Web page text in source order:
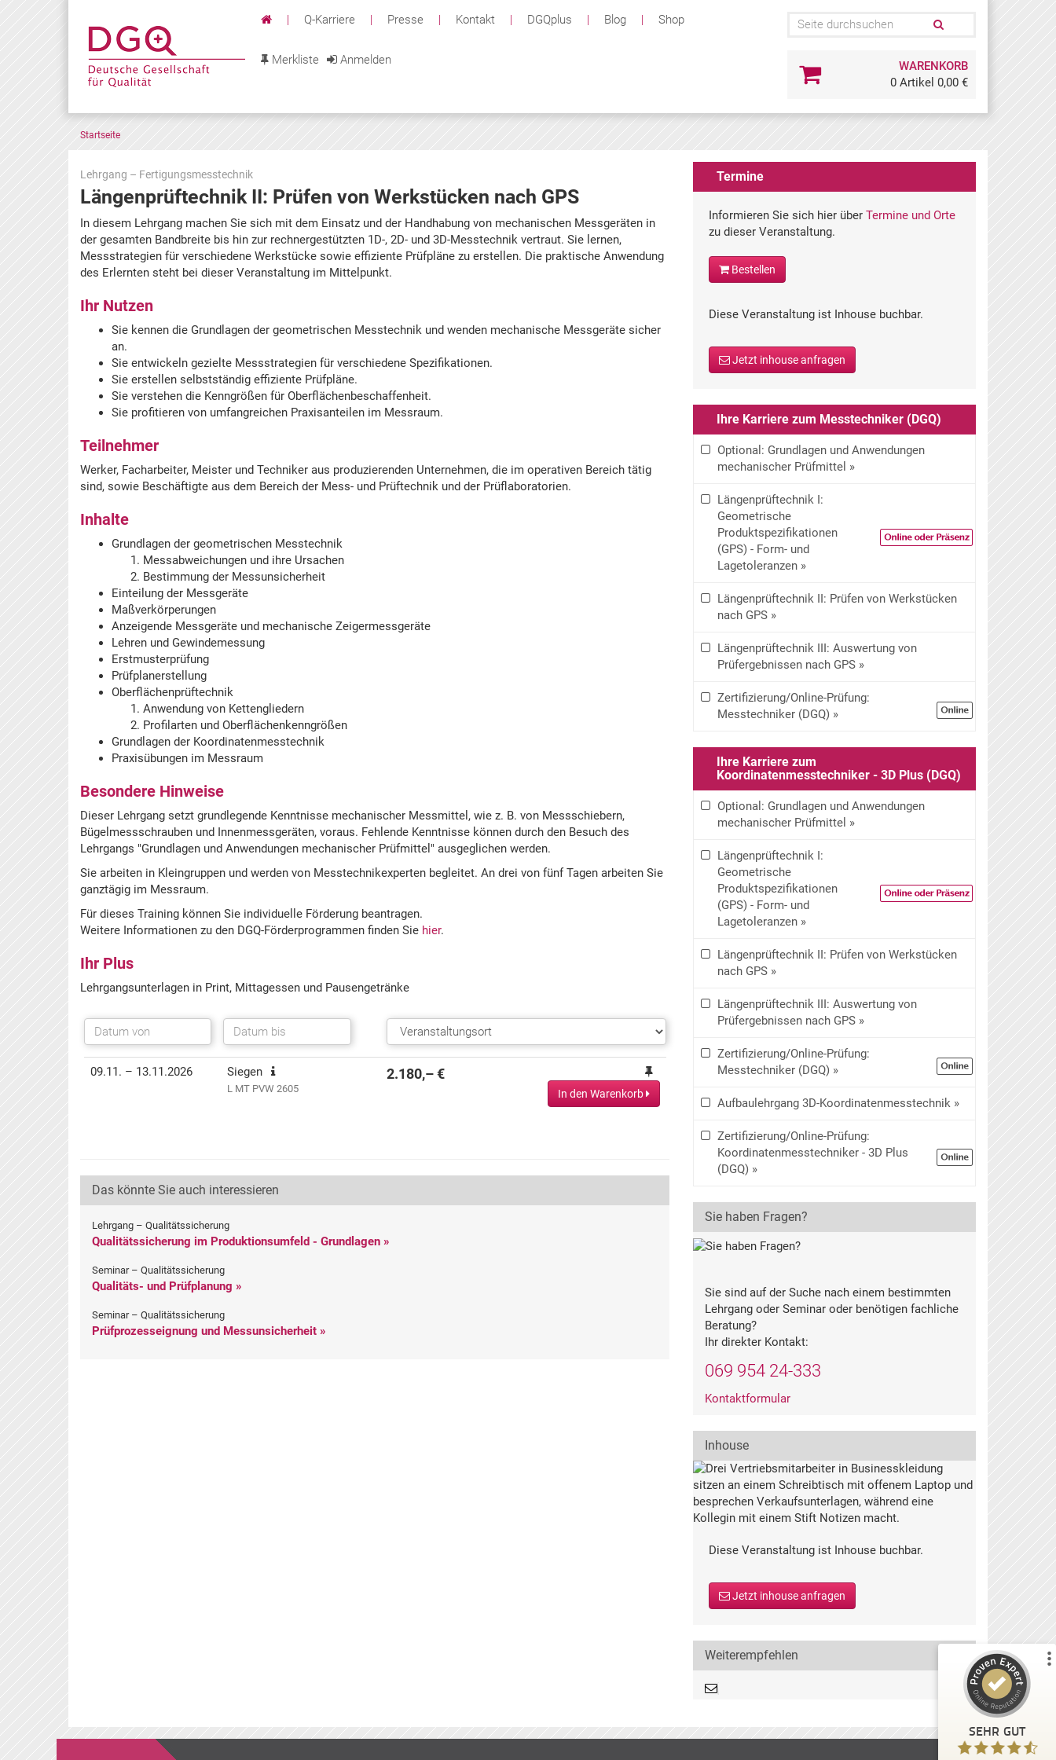
| Q-Karriere | Presse | Kontakt | DGQplus | Blog | Shop
WARENKORB
0 Artikel 0,00 €
Merkliste Anmelden
Startseite
Lehrgang – Fertigungsmesstechnik
Längenprüftechnik II: Prüfen von Werkstücken nach GPS
Zu
den
Terminen
springen
In diesem Lehrgang machen Sie sich mit dem Einsatz und der Handhabung von mechanischen Messgeräten in
der gesamten Bandbreite bis hin zur rechnergestützten 1D-, 2D- und 3D-Messtechnik vertraut. Sie lernen,
Messstrategien für verschiedene Werkstücke sowie effiziente Prüfpläne zu erstellen. Die praktische Anwendung
des Erlernten steht bei dieser Veranstaltung im Mittelpunkt.
Ihr Nutzen
Sie kennen die Grundlagen der geometrischen Messtechnik und wenden mechanische Messgeräte sicher
an.
Sie entwickeln gezielte Messstrategien für verschiedene Spezifikationen.
Sie erstellen selbstständig effiziente Prüfpläne.
Sie verstehen die Kenngrößen für Oberflächenbeschaffenheit.
Sie profitieren von umfangreichen Praxisanteilen im Messraum.
Teilnehmer
Werker, Facharbeiter, Meister und Techniker aus produzierenden Unternehmen, die im operativen Bereich tätig
sind, sowie Beschäftigte aus dem Bereich der Mess- und Prüftechnik und der Prüflaboratorien.
Inhalte
Grundlagen der geometrischen Messtechnik
Messabweichungen und ihre Ursachen
Bestimmung der Messunsicherheit
Einteilung der Messgeräte
Maßverkörperungen
Anzeigende Messgeräte und mechanische Zeigermessgeräte
Lehren und Gewindemessung
Erstmusterprüfung
Prüfplanerstellung
Oberflächenprüftechnik
Anwendung von Kettengliedern
Profilarten und Oberflächenkenngrößen
Grundlagen der Koordinatenmesstechnik
Praxisübungen im Messraum
Besondere Hinweise
Dieser Lehrgang setzt grundlegende Kenntnisse mechanischer Messmittel, wie z. B. von Messschiebern,
Bügelmessschrauben und Innenmessgeräten, voraus. Fehlende Kenntnisse können durch den Besuch des
Lehrgangs "Grundlagen und Anwendungen mechanischer Prüfmittel" ausgeglichen werden.
Sie arbeiten in Kleingruppen und werden von Messtechnikexperten begleitet. An drei von fünf Tagen arbeiten Sie
ganztägig im Messraum.
Für dieses Training können Sie individuelle Förderung beantragen.
Weitere Informationen zu den DGQ-Förderprogrammen finden Sie hier.
Ihr Plus
Lehrgangsunterlagen in Print, Mittagessen und Pausengetränke
Termin(e) Informationen Preis
09.11. – 13.11.2026 Siegen
L MT PVW 2605
2.180,– €
In den Warenkorb
Das könnte Sie auch interessieren
Lehrgang – Qualitätssicherung
Qualitätssicherung im Produktionsumfeld - Grundlagen »
Seminar – Qualitätssicherung
Qualitäts- und Prüfplanung »
Seminar – Qualitätssicherung
Prüfprozesseignung und Messunsicherheit »
Termine
Informieren Sie sich hier über Termine und Orte
zu dieser Veranstaltung.
Bestellen
Diese Veranstaltung ist Inhouse buchbar.
Jetzt inhouse anfragen
Ihre Karriere zum Messtechniker (DGQ)
Optional: Grundlagen und Anwendungen
mechanischer Prüfmittel »
Längenprüftechnik I:
Geometrische
Produktspezifikationen
(GPS) - Form- und
Lagetoleranzen »
Längenprüftechnik II: Prüfen von Werkstücken
nach GPS »
Längenprüftechnik III: Auswertung von
Prüfergebnissen nach GPS »
Zertifizierung/Online-Prüfung:
Messtechniker (DGQ) »
Ihre Karriere zum
Koordinatenmesstechniker - 3D Plus (DGQ)
Optional: Grundlagen und Anwendungen
mechanischer Prüfmittel »
Längenprüftechnik I:
Geometrische
Produktspezifikationen
(GPS) - Form- und
Lagetoleranzen »
Längenprüftechnik II: Prüfen von Werkstücken
nach GPS »
Längenprüftechnik III: Auswertung von
Prüfergebnissen nach GPS »
Zertifizierung/Online-Prüfung:
Messtechniker (DGQ) »
Aufbaulehrgang 3D-Koordinatenmesstechnik »
Zertifizierung/Online-Prüfung:
Koordinatenmesstechniker - 3D Plus
(DGQ) »
Sie haben Fragen?
Sie sind auf der Suche nach einem bestimmten
Lehrgang oder Seminar oder benötigen fachliche
Beratung?
Ihr direkter Kontakt:
069 954 24-333
Kontaktformular
Inhouse
Diese Veranstaltung ist Inhouse buchbar.
Jetzt inhouse anfragen
Weiterempfehlen
SEHR GUT
Deutsche Gesellschaft für Qualität
SEHR GUT
710
Bewertungen auf
ProvenExpert.com
Blick aufs ProvenExpert-Profil werfen
Anonym